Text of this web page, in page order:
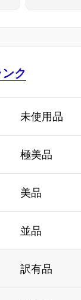
ク
未使用品
極美品
美品
並品
訳有品